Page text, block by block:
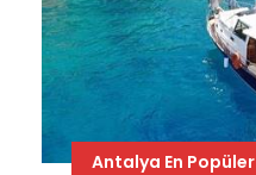
Antalya En Popüler